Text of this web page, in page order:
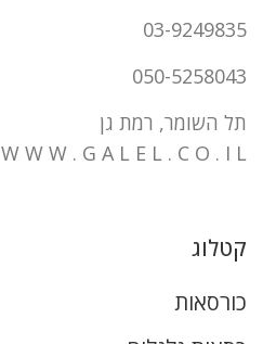
03-9249835
050-5258043
תל השומר, רמת גן
W W W . G A L E L . C O . I L
קטלוג
כורסאות